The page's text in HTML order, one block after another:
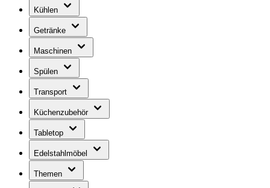
Kühlen
Getränke
Maschinen
Spülen
Transport
Küchenzubehör
Tabletop
Edelstahlmöbel
Themen